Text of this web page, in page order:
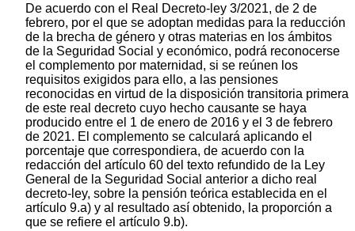
De acuerdo con el Real Decreto-ley 3/2021, de 2 de
febrero, por el que se adoptan medidas para la reducción
de la brecha de género y otras materias en los ámbitos
de la Seguridad Social y económico, podrá reconocerse
el complemento por maternidad, si se reúnen los
requisitos exigidos para ello, a las pensiones
reconocidas en virtud de la disposición transitoria primera
de este real decreto cuyo hecho causante se haya
producido entre el 1 de enero de 2016 y el 3 de febrero
de 2021. El complemento se calculará aplicando el
porcentaje que correspondiera, de acuerdo con la
redacción del artículo 60 del texto refundido de la Ley
General de la Seguridad Social anterior a dicho real
decreto-ley, sobre la pensión teórica establecida en el
artículo 9.a) y al resultado así obtenido, la proporción a
que se refiere el artículo 9.b).